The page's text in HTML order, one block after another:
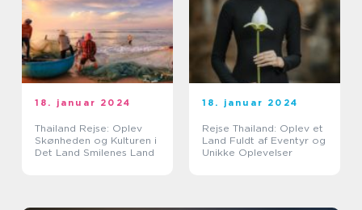
18. januar 2024
Thailand Rejse: Oplev
Skønheden og Kulturen i
Det Land Smilenes Land
18. januar 2024
Rejse Thailand: Oplev et
Land Fuldt af Eventyr og
Unikke Oplevelser